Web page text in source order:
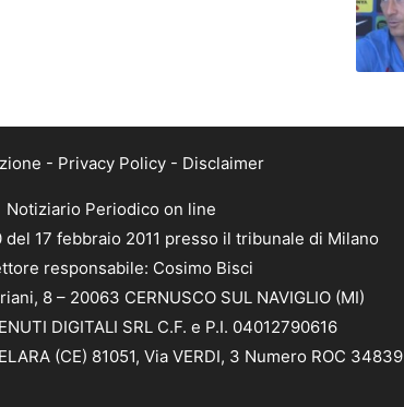
- Privacy Policy- Disclaimer
Notiziario Periodico on line
del 17 febbraio 2011 presso il tribunale di Milano
responsabile: Cosimo Bisci
8 – 20063 CERNUSCO SUL NAVIGLIO (MI)
DIGITALI SRL C.F. e P.I. 04012790616
(CE) 81051, Via VERDI, 3 Numero ROC 34839